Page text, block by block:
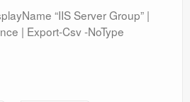
“IIS Server Group” |
| Export-Csv -NoType